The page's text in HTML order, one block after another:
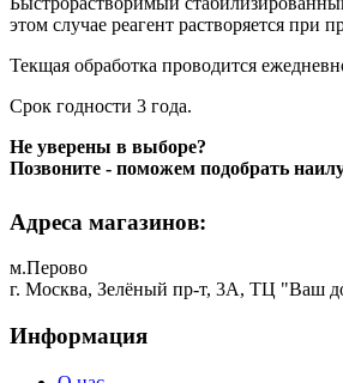
этом случае реагент растворяется при
Текщая обработка проводится
Срок годности 3 года.
Не уверены в выборе?
Позвоните - поможем подобрать
Адреса магазинов:
м.Перово
г. Москва, Зелёный пр-т, 3А, ТЦ "Ваш
Информация